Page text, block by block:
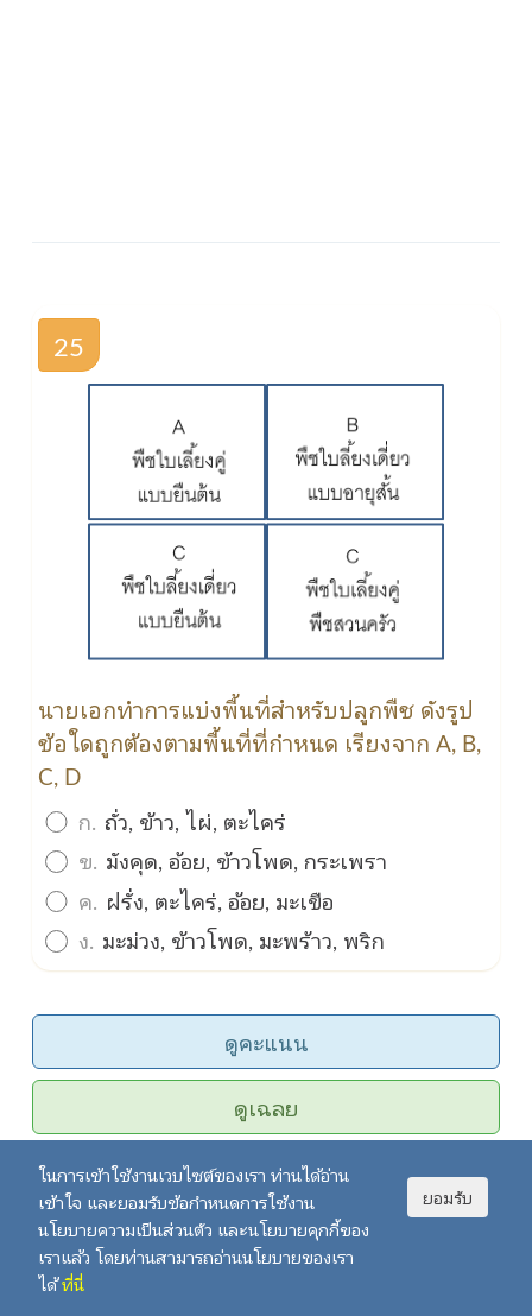
25
นายเอกทำการแบ่งพื้นที่สำหรับปลูกพืช ดังรูป
ข้อใดถูกต้องตามพื้นที่ที่กำหนด เรียงจาก A, B,
C, D
ก. ถั่ว, ข้าว, ไผ่, ตะไคร่
ข. มังคุด, อ้อย, ข้าวโพด, กระเพรา
ค. ฝรั่ง, ตะไคร่, อ้อย, มะเขือ
ง. มะม่วง, ข้าวโพด, มะพร้าว, พริก
ดูคะแนน
ดูเฉลย
รีเซท
กลับไปข้อแรก
ในการเข้าใช้งานเวบไซต์ของเรา ท่านได้อ่าน
เข้าใจ และยอมรับข้อกำหนดการใช้งาน
นโยบายความเป็นส่วนตัว และนโยบายคุกกี้ของ
เราแล้ว โดยท่านสามารถอ่านนโยบายของเรา
ได้ที่นี่
ยอมรับ